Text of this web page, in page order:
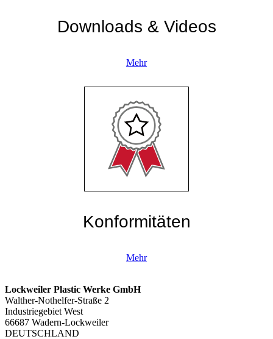
Downloads & Videos
Mehr
Konformitäten
Mehr
Lockweiler Plastic Werke GmbH
Walther-Nothelfer-Straße 2
Industriegebiet West
66687 Wadern-Lockweiler
DEUTSCHLAND